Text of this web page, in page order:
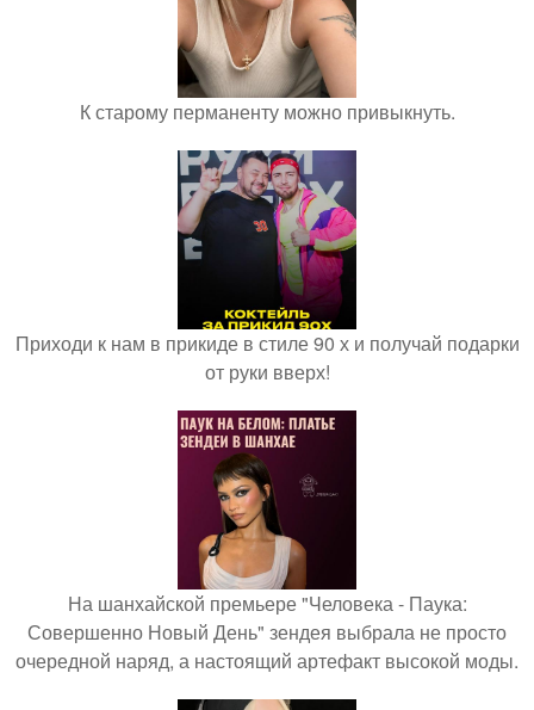
К старому перманенту можно привыкнуть.
Приходи к нам в прикиде в стиле 90 х и получай подарки
от руки вверх!
На шанхайской премьере "Человека - Паука:
Совершенно Новый День" зендея выбрала не просто
очередной наряд, а настоящий артефакт высокой моды.